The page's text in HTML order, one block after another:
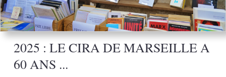
2025 : LE CIRA DE MARSEILLE A
60 ANS ...